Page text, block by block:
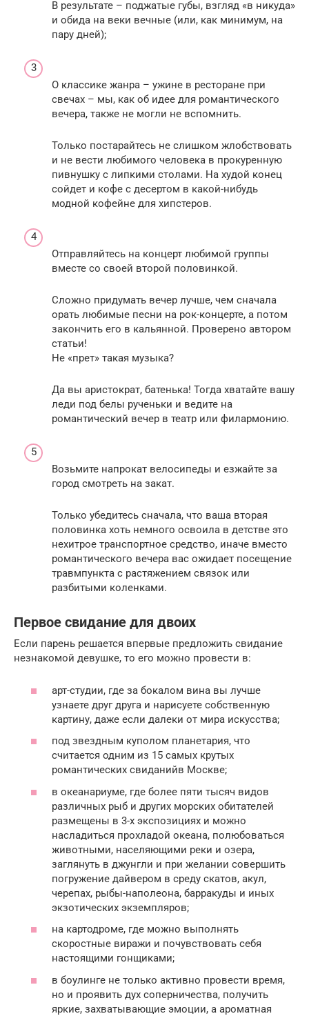
В результате – поджатые губы, взгляд «в никуда»
и обида на веки вечные (или, как минимум, на
пару дней);
О классике жанра – ужине в ресторане при
свечах – мы, как об идее для романтического
вечера, также не могли не вспомнить.
Только постарайтесь не слишком жлобствовать
и не вести любимого человека в прокуренную
пивнушку с липкими столами. На худой конец
сойдет и кофе с десертом в какой-нибудь
модной кофейне для хипстеров.
Отправляйтесь на концерт любимой группы
вместе со своей второй половинкой.
Сложно придумать вечер лучше, чем сначала
орать любимые песни на рок-концерте, а потом
закончить его в кальянной. Проверено автором
статьи!
Не «прет» такая музыка?
Да вы аристократ, батенька! Тогда хватайте вашу
леди под белы рученьки и ведите на
романтический вечер в театр или филармонию.
Возьмите напрокат велосипеды и езжайте за
город смотреть на закат.
Только убедитесь сначала, что ваша вторая
половинка хоть немного освоила в детстве это
нехитрое транспортное средство, иначе вместо
романтического вечера вас ожидает посещение
травмпункта с растяжением связок или
разбитыми коленками.
Первое свидание для двоих
Если парень решается впервые предложить свидание
незнакомой девушке, то его можно провести в:
арт-студии, где за бокалом вина вы лучше
узнаете друг друга и нарисуете собственную
картину, даже если далеки от мира искусства;
под звездным куполом планетария, что
считается одним из 15 самых крутых
романтических свиданийв Москве;
в океанариуме, где более пяти тысяч видов
различных рыб и других морских обитателей
размещены в 3-х экспозициях и можно
насладиться прохладой океана, полюбоваться
животными, населяющими реки и озера,
заглянуть в джунгли и при желании совершить
погружение дайвером в среду скатов, акул,
черепах, рыбы-наполеона, барракуды и иных
экзотических экземпляров;
на картодроме, где можно выполнять
скоростные виражи и почувствовать себя
настоящими гонщиками;
в боулинге не только активно провести время,
но и проявить дух соперничества, получить
яркие, захватывающие эмоции, а ароматная